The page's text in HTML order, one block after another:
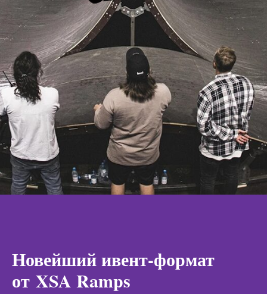
Новейший ивент-формат
от XSA Ramps